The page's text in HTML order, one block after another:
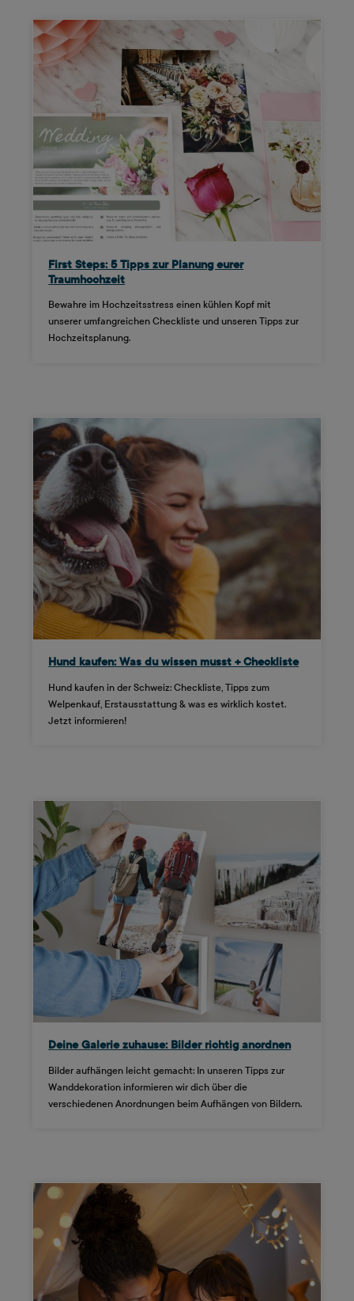
First Steps: 5 Tipps zur Planung eurer
Traumhochzeit
Bewahre im Hochzeitsstress einen kühlen Kopf mit
unserer umfangreichen Checkliste und unseren Tipps zur
Hochzeitsplanung.
Hund kaufen: Was du wissen musst + Checkliste
Hund kaufen in der Schweiz: Checkliste, Tipps zum
Welpenkauf, Erstausstattung & was es wirklich kostet.
Jetzt informieren!
Deine Galerie zuhause: Bilder richtig anordnen
Bilder aufhängen leicht gemacht: In unseren Tipps zur
Wanddekoration informieren wir dich über die
verschiedenen Anordnungen beim Aufhängen von Bildern.